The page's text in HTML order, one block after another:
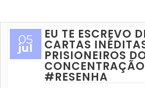
05
jul
EU TE ESCREVO
CARTAS
PRISIONEIROS
#RESENHA